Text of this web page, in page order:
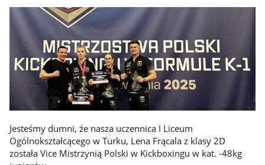
Jesteśmy dumni, że nasza uczennica I Liceum
Ogólnokształcącego w Turku, Lena Frącala z klasy 2D
została Vice Mistrzynią Polski w Kickboxingu w kat. -48kg